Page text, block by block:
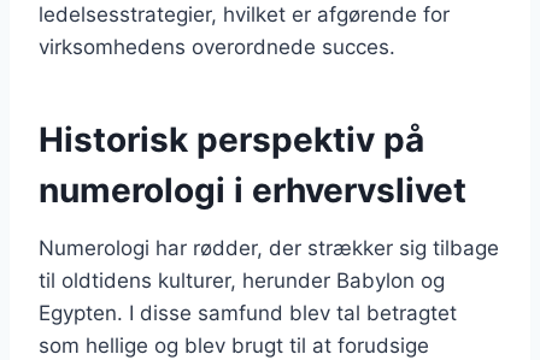
ledelsesstrategier, hvilket er afgørende for
virksomhedens overordnede succes.
Historisk perspektiv på
numerologi i erhvervslivet
Numerologi har rødder, der strækker sig tilbage
til oldtidens kulturer, herunder Babylon og
Egypten. I disse samfund blev tal betragtet
som hellige og blev brugt til at forudsige